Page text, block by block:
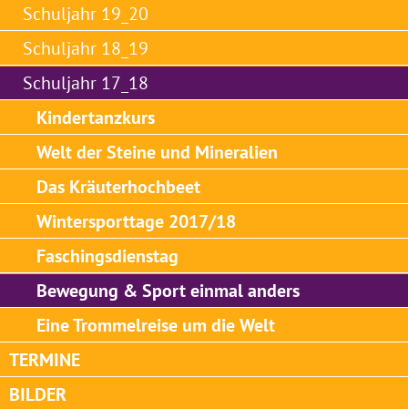
Schuljahr 19_20
Schuljahr 18_19
Schuljahr 17_18
Kindertanzkurs
Welt der Steine und Mineralien
Das Kräuterhochbeet
Wintersporttage 2017/18
Faschingsdienstag
Bewegung & Sport einmal anders
Eine Trommelreise um die Welt
TERMINE
BILDER